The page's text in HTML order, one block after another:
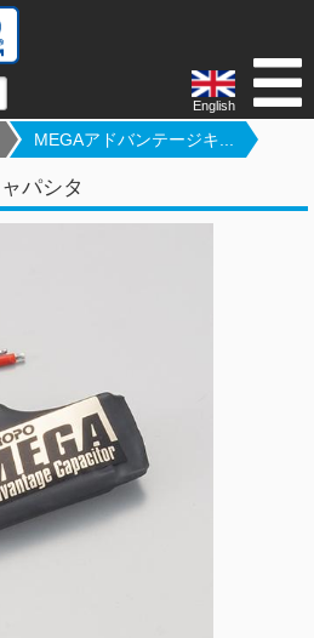
English
MEGAアドバンテージキ...
パシタ